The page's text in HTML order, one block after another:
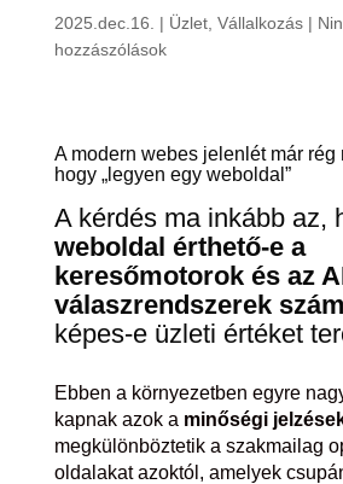
2025.dec.16. | Üzlet, Vállalkozás|
hozzászólások
A modern webes jelenlét már rég
hogy „legyen egy weboldal”
A kérdés ma inkább az,
weboldal érthető-e a
keresőmotorok és az
válaszrendszerek
képes-e üzleti értéket
Ebben a környezetben egyre
kapnak azok a minőségi
megkülönböztetik a szakmailag
oldalakat azoktól, amelyek